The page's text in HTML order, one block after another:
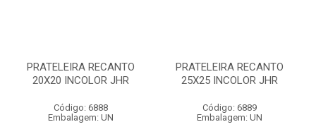
PRATELEIRA RECANTO
20X20 INCOLOR JHR
Código: 6888
Embalagem: UN
PRATELEIRA RECANTO
25X25 INCOLOR JHR
Código: 6889
Embalagem: UN